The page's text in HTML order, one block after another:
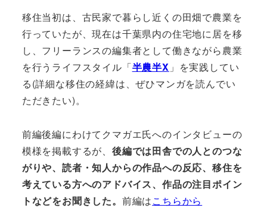
移住当初は、古民家で暮らし近くの田畑で農業を
行っていたが、現在は千葉県内の住宅地に居を移
し、フリーランスの編集者として働きながら農業
を行うライフスタイル「半農半X 」を実践してい
る(詳細な移住の経緯は、ぜひマンガを読んでい
ただきたい)。
前編後編にわけてクマガエ氏へのインタビューの
模様を掲載するが、 後編では田舎での人とのつな
がりや、読者・知人からの作品への反応、移住を
考えている方へのアドバイス、作品の注目ポイン
トなどをお聞きした。 前編はこちらから